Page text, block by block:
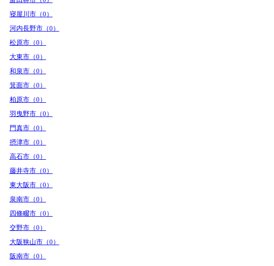
寝屋川市（0）
河内長野市（0）
松原市（0）
大東市（0）
和泉市（0）
箕面市（0）
柏原市（0）
羽曳野市（0）
門真市（0）
摂津市（0）
高石市（0）
藤井寺市（0）
東大阪市（0）
泉南市（0）
四條畷市（0）
交野市（0）
大阪狭山市（0）
阪南市（0）